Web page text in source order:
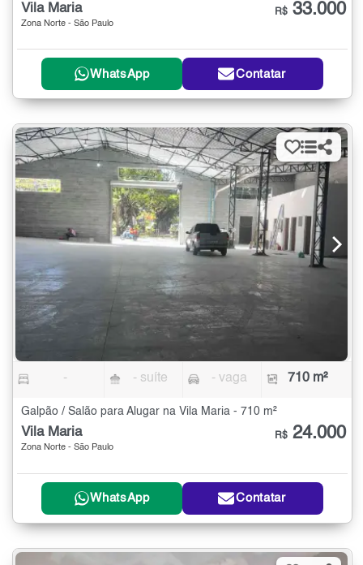
Vila Maria
Zona Norte - São Paulo
R$ 33.000
WhatsApp Contatar
- - suíte - vaga 710 m²
Galpão / Salão para Alugar na Vila Maria - 710 m²
Vila Maria
Zona Norte - São Paulo
R$ 24.000
WhatsApp Contatar